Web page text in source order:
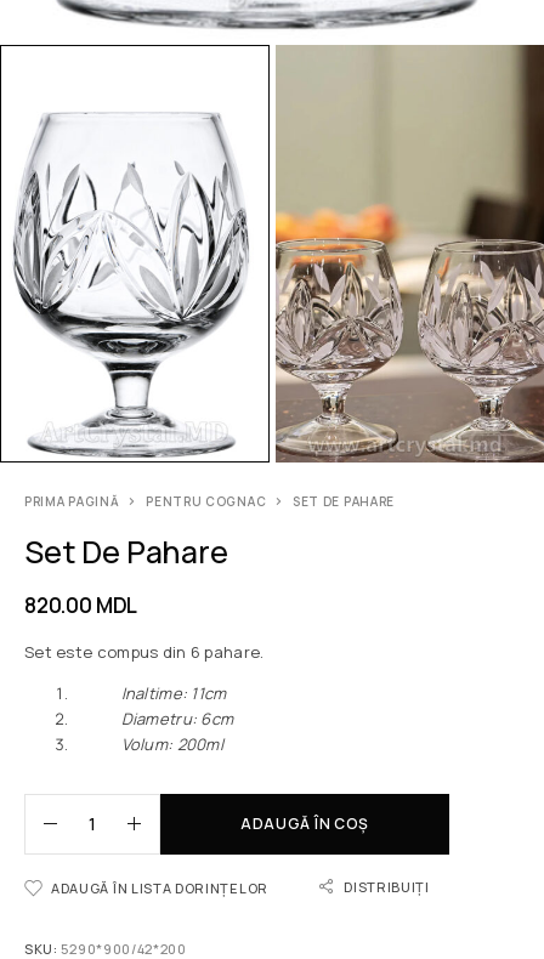
PRIMA PAGINĂ PENTRU COGNAC SET DE PAHARE
Set De Pahare
820.00 MDL
Set este compus din 6 pahare.
Inaltime: 11сm
Diametru: 6сm
Volum: 200ml
ADAUGĂ ÎN COȘ
ADAUGĂ ÎN LISTA DORINȚELOR DISTRIBUIȚI
SKU:5290*900/42*200